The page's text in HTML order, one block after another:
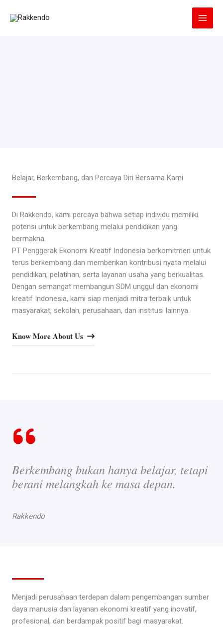
Belajar, Berkembang, dan Percaya Diri Bersama Kami
Di Rakkendo, kami percaya bahwa setiap individu memiliki
potensi untuk berkembang melalui pendidikan yang
bermakna.
PT Penggerak Ekonomi Kreatif Indonesia berkomitmen untuk
terus berkembang dan memberikan kontribusi nyata melalui
pendidikan, pelatihan, serta layanan usaha yang berkualitas.
Dengan semangat membangun SDM unggul dan ekonomi
kreatif Indonesia, kami siap menjadi mitra terbaik untuk
masyarakat, sekolah, perusahaan, dan institusi lainnya.
Know More About Us
Berkembang bukan hanya belajar, tetapi
berani melangkah ke masa depan.
Rakkendo
Menjadi perusahaan terdepan dalam pengembangan sumber
daya manusia dan layanan ekonomi kreatif yang inovatif,
profesional, dan berdampak positif bagi masyarakat.